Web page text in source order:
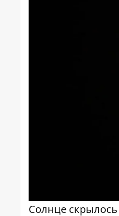
Солнце скрылось